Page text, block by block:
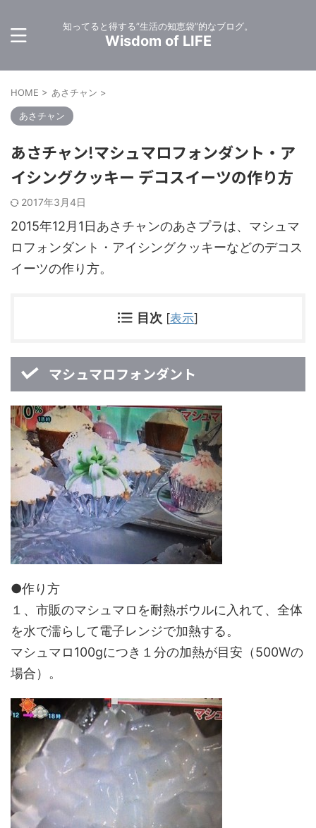
知ってると得する”生活の知恵袋”的なブログ。
Wisdom of LIFE
HOME > あさチャン >
あさチャン
あさチャン!マシュマロフォンダント・ア
イシングクッキー デコスイーツの作り方
2017年3月4日
2015年12月1日あさチャンのあさプラは、マシュマ
ロフォンダント・アイシングクッキーなどのデコス
イーツの作り方。
目次 [表示]
マシュマロフォンダント
●作り方
１、市販のマシュマロを耐熱ボウルに入れて、全体
を水で濡らして電子レンジで加熱する。
マシュマロ100gにつき１分の加熱が目安（500Wの
場合）。